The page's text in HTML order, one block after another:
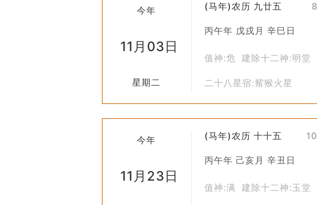
今年
11月03日
星期二
(马年)农历 九廿五
丙午年 戊戌月 辛巳日
值神:危 建除十二神:明堂
二十八星宿:觜猴火星
今年
11月23日
(马年)农历 十十五
丙午年 己亥月 辛丑日
值神:满 建除十二神:玉堂